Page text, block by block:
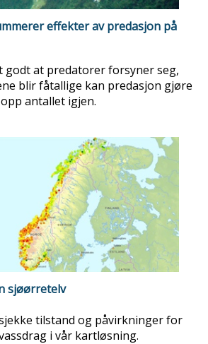
effekter av predasjon på
godt at predatorer forsyner seg,
blir fåtallige kan predasjon gjøre
antallet igjen.
sjøørretelv
tilstand og påvirkninger for
i vår kartløsning.